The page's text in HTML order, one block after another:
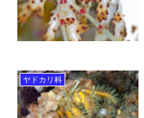
ヤドカリ科